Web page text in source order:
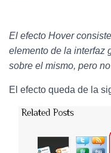
El efecto Hover
elemento de la interfaz
sobre el mismo, pero
El efecto queda de la